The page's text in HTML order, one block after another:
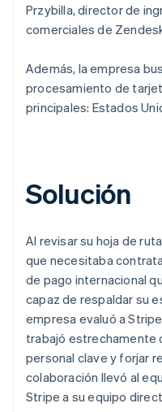
Przybilla, director de
comerciales de
Además, la empresa
procesamiento de
principales: Estados
Solución
Al revisar su hoja de
que necesitaba
de pago internacional
capaz de respaldar su
empresa evaluó a
trabajó estrechamente
personal clave y forjar
colaboración llevó al
Stripe a su equipo